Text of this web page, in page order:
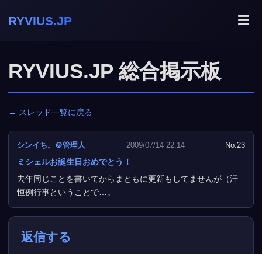
RYVIUS.JP ☰
RYVIUS.JP 総合掲示板
← スレッド一覧に戻る
シンイち。＠管理人 2009/07/14 22:14 No.23
ミシェルお誕生日おめでとう！
去年同じことを書いてからまともに更新もしてませんが（汗
恒例行事ということで…。
返信する